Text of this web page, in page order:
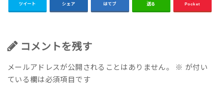
ツイート シェア はてブ 送る Pocket
コメントを残す
メールアドレスが公開されることはありません。 ※ が付い
ている欄は必須項目です